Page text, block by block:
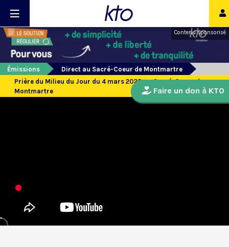
Contenu sponsorisé
Émissions
Direct au Sacré-Coeur de Montmartre
Prière du Milieu du Jour du 4 mars 2023 au Sacré-Coeur de
Montmartre
Faire un don à KTO